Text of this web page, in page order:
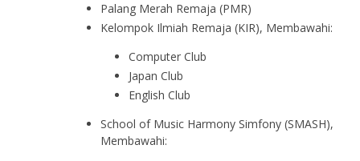
Palang Merah Remaja (PMR)
Kelompok Ilmiah Remaja (KIR), Membawahi:
Computer Club
Japan Club
English Club
School of Music Harmony Simfony (SMASH),
Membawahi: